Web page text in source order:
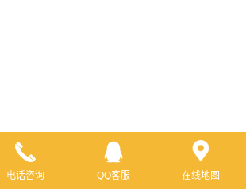
电话咨询 QQ客服 在线地图